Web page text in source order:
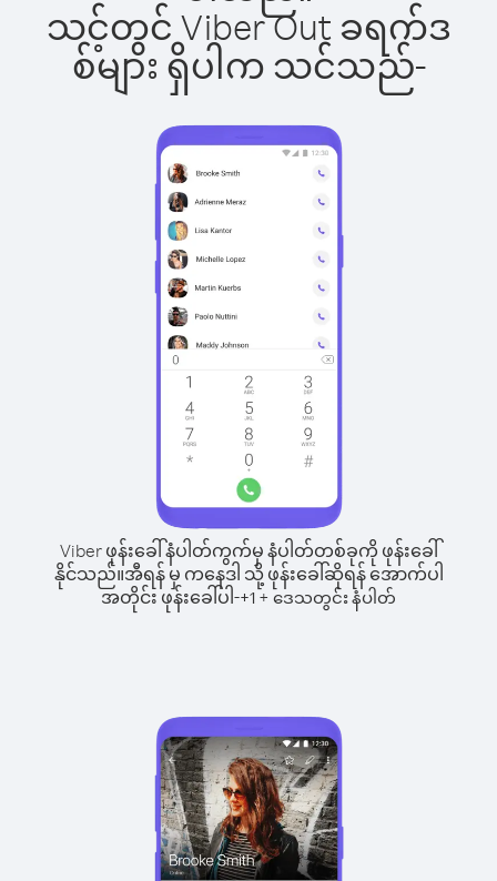
သင့်တွင် Viber Out ခရက်ဒ
စ်များ ရှိပါက သင်သည်-
Viber ဖုန်းခေါ်နံပါတ်ကွက်မှ နံပါတ်တစ်ခုကို ဖုန်းခေါ်
နိုင်သည်။အီရန် မှ ကနေဒါ သို့ ဖုန်းခေါ်ဆိုရန် အောက်ပါ
အတိုင်း ဖုန်းခေါ်ပါ-+1+ ဒေသတွင်း နံပါတ်